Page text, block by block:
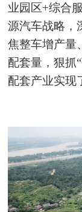
业园区+综合
源汽车战略，
焦整车增产量
配套量，狠抓
配套产业实现